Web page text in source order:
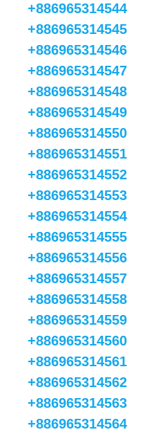
+886965314544
+886965314545
+886965314546
+886965314547
+886965314548
+886965314549
+886965314550
+886965314551
+886965314552
+886965314553
+886965314554
+886965314555
+886965314556
+886965314557
+886965314558
+886965314559
+886965314560
+886965314561
+886965314562
+886965314563
+886965314564